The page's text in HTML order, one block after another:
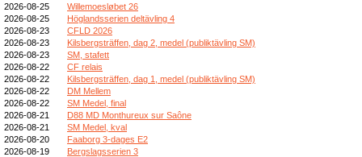
2026-08-25
Willemoesløbet 26
2026-08-25
Höglandsserien deltävling 4
2026-08-23
CFLD 2026
2026-08-23
Kilsbergsträffen, dag 2, medel (publiktävling SM)
2026-08-23
SM, stafett
2026-08-22
CF relais
2026-08-22
Kilsbergsträffen, dag 1, medel (publiktävling SM)
2026-08-22
DM Mellem
2026-08-22
SM Medel, final
2026-08-21
D88 MD Monthureux sur Saône
2026-08-21
SM Medel, kval
2026-08-20
Faaborg 3-dages E2
2026-08-19
Bergslagsserien 3